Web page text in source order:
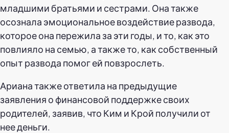
младшими братьями и сестрами. Она также
осознала эмоциональное воздействие развода,
которое она пережила за эти годы, и то, как это
повлияло на семью, а также то, как собственный
опыт развода помог ей повзрослеть.
Ариана также ответила на предыдущие
заявления о финансовой поддержке своих
родителей, заявив, что Ким и Крой получили от
нее деньги.